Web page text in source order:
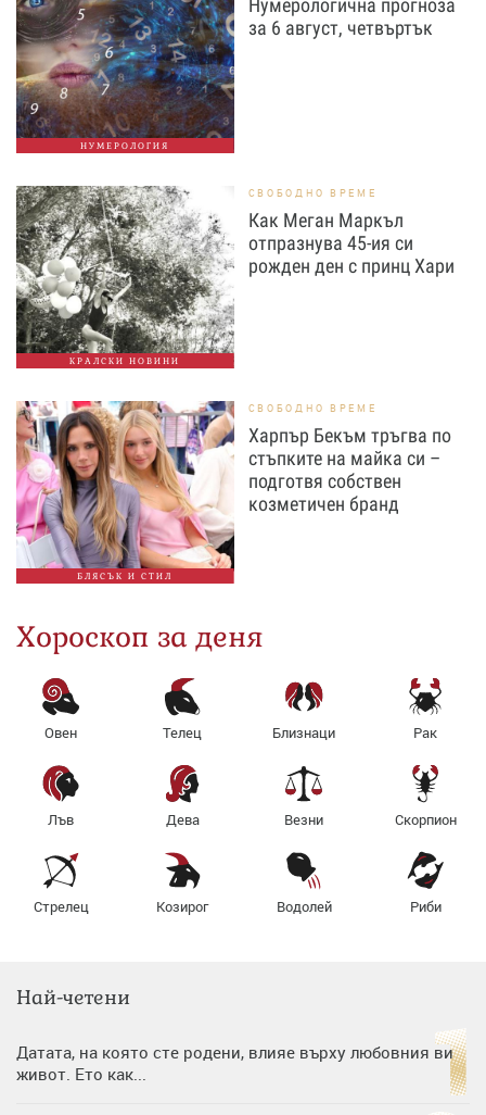
НУМЕРОЛОГИЯ
Нумерологична прогноза
за 6 август, четвъртък
КРАЛСКИ НОВИНИ
СВОБОДНО ВРЕМЕ
Как Меган Маркъл
отпразнува 45-ия си
рожден ден с принц Хари
БЛЯСЪК И СТИЛ
СВОБОДНО ВРЕМЕ
Харпър Бекъм тръгва по
стъпките на майка си –
подготвя собствен
козметичен бранд
Хороскоп за деня
Овен Телец Близнаци Рак
Лъв Дева Везни Скорпион
Стрелец Козирог Водолей Риби
Най-четени
Датата, на която сте родени, влияе върху любовния ви
живот. Ето как...